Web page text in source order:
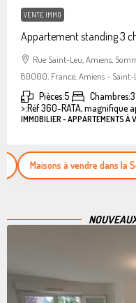
VENTE IMMO
Appartement standing 3
Rue Saint-Leu, Amiens,
80000, France, Amiens - Saint-
Pièces:5 Chambres:3
>:Réf 360-RATA, magnifique
IMMOBILIER - APPARTEMENTS À
à vendre dans la Somme